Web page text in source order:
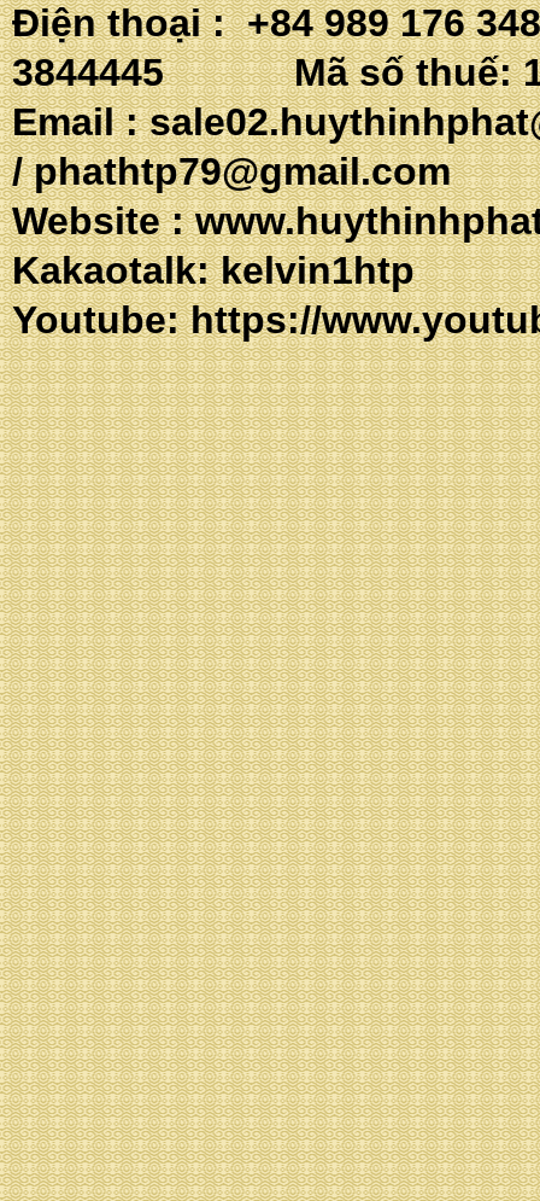
Điện thoại : +84 989 176
3844445 Mã số thuế:
Email :
/phathtp79@gmail.com
Website :
Kakaotalk:
Youtube:https://